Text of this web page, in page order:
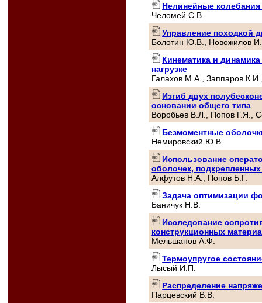
Нелинейные
Челомей С.В.
Управление походкой
Болотин Ю.В., Новожилов
Кинематика и
нагрузке
Галахов М.А., Заппаров
Изгиб двух
основании общего типа
Воробьев В.Л., Попов Г.Я.,
Безмоментные
Немировский Ю.В.
Использование
оболочек,
Алфутов Н.А., Попов Б.Г.
Задача оптимизации
Баничук Н.В.
Исследование
конструкционных
Мельшанов А.Ф.
Термоупругое
Лысый И.П.
Распределение
Парцевский В.В.